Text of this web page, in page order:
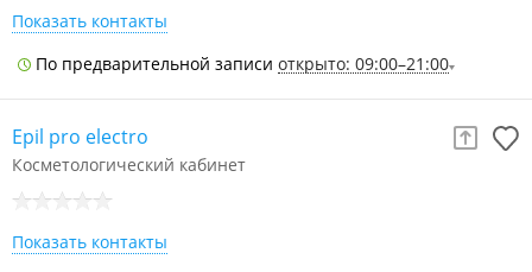
Показать контакты
По предварительной записи открыто: 09:00–21:00
Epil pro electro
Косметологический кабинет
Показать контакты